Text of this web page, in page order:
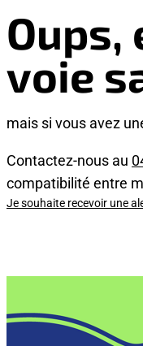
voie
mais si vous avez
Contactez-nous au
compatibilité entre
Je souhaite recevoir une